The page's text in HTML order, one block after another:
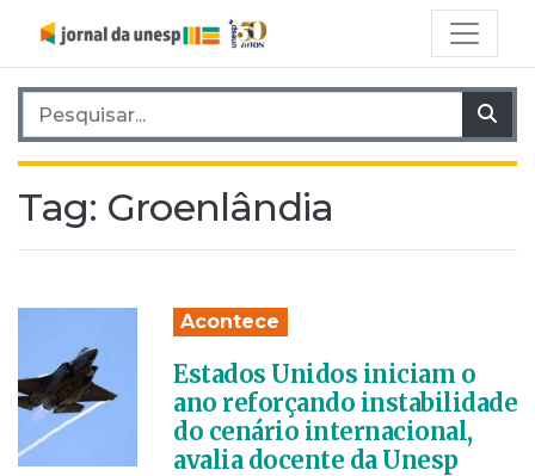
Pesquisar por:
Tag: Groenlândia
Acontece
Estados Unidos iniciam o
ano reforçando instabilidade
do cenário internacional,
avalia docente da Unesp